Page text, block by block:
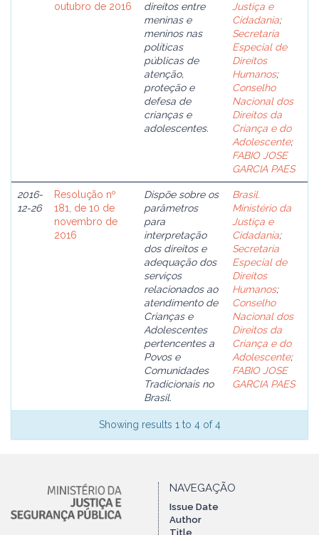
outubro de 2016
direitos entre
meninas e
meninos nas
políticas
públicas de
atenção,
proteção e
defesa de
crianças e
adolescentes.
Justiça e
Cidadania;
Secretaria
Especial de
Direitos
Humanos;
Conselho
Nacional dos
Direitos da
Criança e do
Adolescente;
FABIO JOSE
GARCIA PAES
2016-
12-26
Resolução nº
181, de 10 de
novembro de
2016
Dispõe sobre os
parâmetros
para
interpretação
dos direitos e
adequação dos
serviços
relacionados ao
atendimento de
Crianças e
Adolescentes
pertencentes a
Povos e
Comunidades
Tradicionais no
Brasil.
Brasil.
Ministério da
Justiça e
Cidadania;
Secretaria
Especial de
Direitos
Humanos;
Conselho
Nacional dos
Direitos da
Criança e do
Adolescente;
FABIO JOSE
GARCIA PAES
Showing results 1 to 4 of 4
NAVEGAÇÃO
Issue Date
Author
Title